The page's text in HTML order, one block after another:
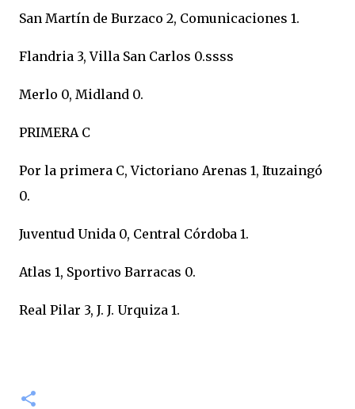
San Martín de Burzaco 2, Comunicaciones 1.
Flandria 3, Villa San Carlos 0.ssss
Merlo 0, Midland 0.
PRIMERA C
Por la primera C, Victoriano Arenas 1, Ituzaingó
0.
Juventud Unida 0, Central Córdoba 1.
Atlas 1, Sportivo Barracas 0.
Real Pilar 3, J. J. Urquiza 1.